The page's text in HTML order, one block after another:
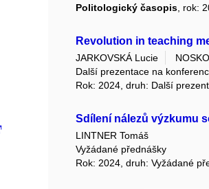
Politologický časopis , rok:
Revolution in teaching
JARKOVSKÁ Lucie
Další prezentace na
Rok: 2024, druh: Další
Sdílení nálezů výzkumu
LINTNER Tomáš
Vyžádané přednášky
Rok: 2024, druh: Vyžádané